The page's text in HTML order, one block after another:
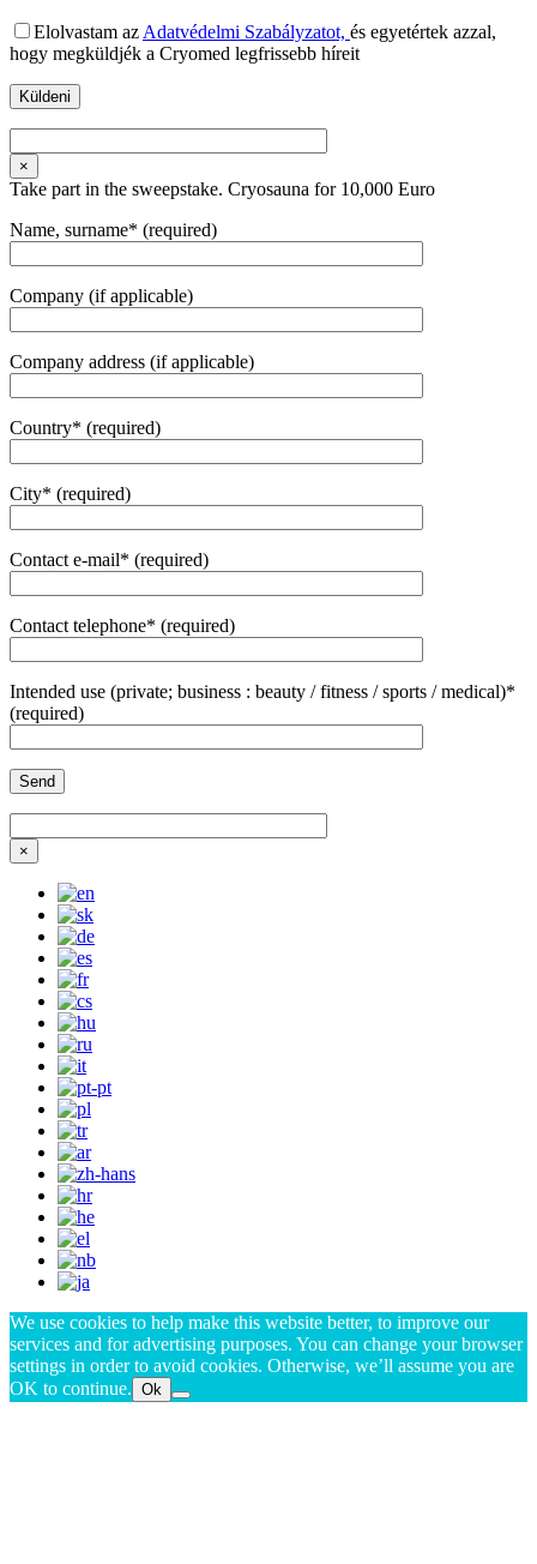
Elolvastam az Adatvédelmi Szabályzatot, és egyetértek azzal,
hogy megküldjék a Cryomed legfrissebb híreit
×
Take part in the sweepstake. Cryosauna for 10,000 Euro
Name, surname* (required)
Company (if applicable)
Company address (if applicable)
Country* (required)
City* (required)
Contact e-mail* (required)
Contact telephone* (required)
Intended use (private; business : beauty / fitness / sports / medical)*
(required)
×
We use cookies to help make this website better, to improve our
services and for advertising purposes. You can change your browser
settings in order to avoid cookies. Otherwise, we’ll assume you are
OK to continue. Ok